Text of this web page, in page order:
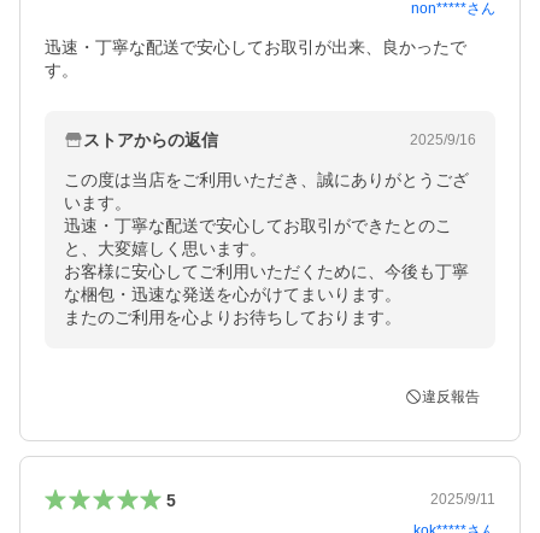
non*****さん
迅速・丁寧な配送で安心してお取引が出来、良かったで
す。
ストアからの返信 2025/9/16
この度は当店をご利用いただき、誠にありがとうござ
います。
迅速・丁寧な配送で安心してお取引ができたとのこ
と、大変嬉しく思います。
お客様に安心してご利用いただくために、今後も丁寧
な梱包・迅速な発送を心がけてまいります。
またのご利用を心よりお待ちしております。
違反報告
5
2025/9/11